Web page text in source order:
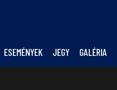
ESEMÉNYEK JEGY GALÉRIA